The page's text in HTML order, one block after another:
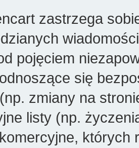
zastrzega
pojęciem
się
zmiany na
listy (np.
których